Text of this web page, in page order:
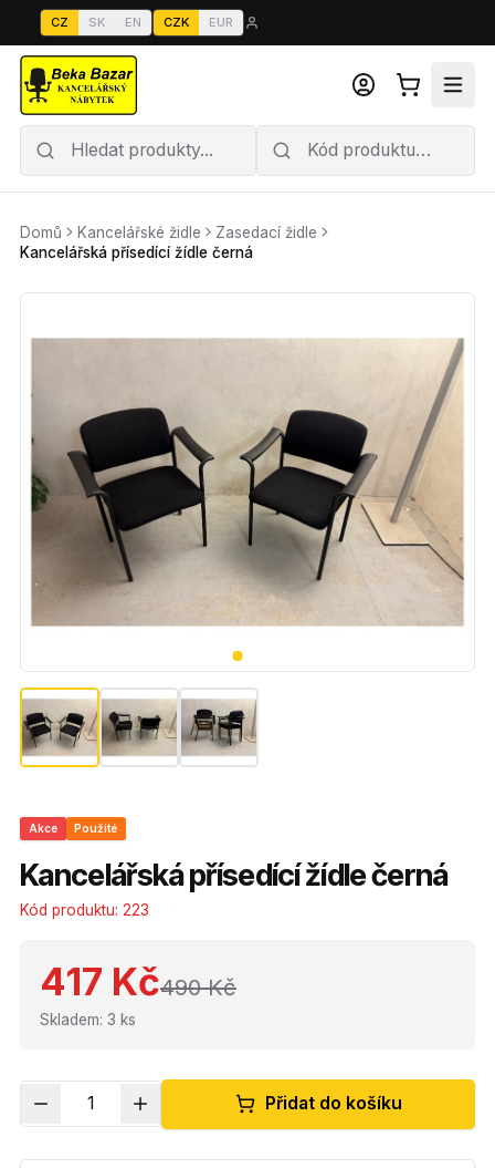
CZ SK EN CZK EUR
Domů Kancelářské židle
Zasedací židle
Kancelářská přísedící žídle černá
Akce Použité
Kancelářská přísedící žídle černá
Kód produktu: 223
417 Kč490 Kč
Skladem: 3 ks
1 Přidat do košíku